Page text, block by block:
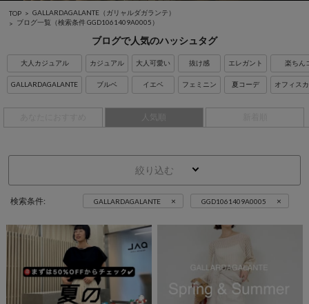
TOP
GALLARDAGALANTE（ガリャルダガランテ）
ブログ一覧 （検索条件 GGD1061409A0005）
ブログで人気のハッシュタグ
大人カジュアル
GALLARDAGALANTE
カジュアル
ブルベ
大人可愛い
イエベ
抜け感
フェミニン
エレガント
夏コーデ
楽ちん
オフィス
人気順
絞り込む
検索条件: GALLARDAGALANTE × GGD1061409A0005 ×